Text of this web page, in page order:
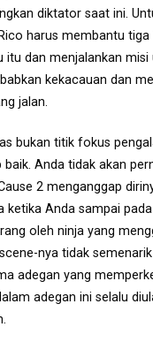
diktator saat ini.
harus membantu tiga
itu dan menjalankan misi
kekacauan dan
jalan.
bukan titik fokus
baik. Anda tidak akan
2 menganggap
ketika Anda sampai
oleh ninja yang
nya tidak
adegan yang
adegan ini selalu